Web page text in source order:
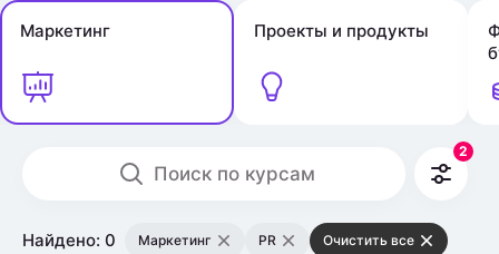
Маркетинг Проекты и продукты
Поиск по курсам
2
Найдено: 0 Маркетинг PR Очистить все